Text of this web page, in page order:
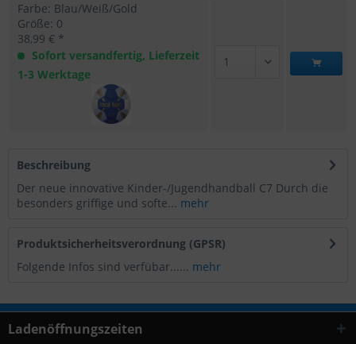
Farbe: Blau/Weiß/Gold
Größe: 0
38,99 € *
Sofort versandfertig, Lieferzeit
1-3 Werktage
Beschreibung
Der neue innovative Kinder-/Jugendhandball C7 Durch die
besonders griffige und softe... mehr
Produktsicherheitsverordnung (GPSR)
Folgende Infos sind verfübar...... mehr
Ladenöffnungszeiten